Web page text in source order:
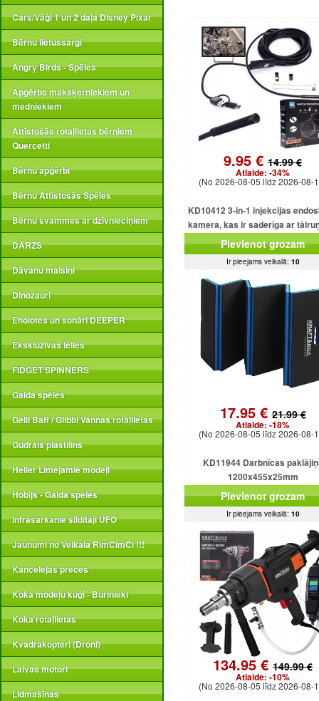
Cars/Vāģi 1 un 2 daļa Disney Pixar
Bērnu lietussargi
Angry Birds - Spēles
Apģērbs makšķerniekiem un
medniekiem
Attīstošās rotaļlietas bērniem
Quercetti
Bērnu apģērbi
Bērnu Attīstošās Spēles
Bērnu švammes ar dzīvnieciņiem
DĀRZS
Dāvanu maisiņi
Dinozauri
Eholotes un sonāri DEEPER
Ekskluzīvas lelles
FIDGET SPINNERS
Galda spēles
Gelli Baff / Glibbi Vannas rotaļlietas
Gudrais plastilīns
Heller Līmējamie modeļi
Hobijs - Galda spēles
Infrasarkanie sildītāji UFO
Jaunumi no Veikala RimCimCi !!!
Kancelejas preces
Koka modeļu kuģi - Burinieki
Koka rotaļlietas
Kvadrakopteri (Droni)
Laivas motori
Lidmašīnas
9.95 € 14.99 €
Atlaide: -34%
(No 2026-08-05 līdz 2026-08-
KD10412 3-in-1 injekcijas
kamera, kas ir saderīga ar
USB, Android, iOS, Windows
Pievienot grozam
Ir pieejams veikalā: 10
17.95 €21.99 €
Atlaide: -18%
(No 2026-08-05 līdz 2026-08-
KD11944 Darbnīcas
1200x455x25mm
Pievienot grozam
Ir pieejams veikalā: 10
134.95 € 149.99 €
Atlaide: -10%
(No 2026-08-05 līdz 2026-08-